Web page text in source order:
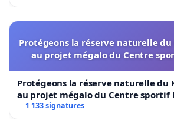
Protégeons la réserve naturelle du
au projet mégalo du Centre
Protégeons la réserve naturelle du
au projet mégalo du Centre sportif
1 133 signatures